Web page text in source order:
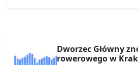
Dworzec Główny
rowerowego w